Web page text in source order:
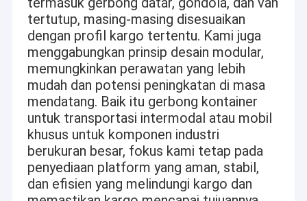
Rumah
Produk
Tentang Kami
tertutup, masing-masing disesuaikan
dengan profil kargo tertentu. Kami juga
menggabungkan prinsip desain modular,
memungkinkan perawatan yang lebih
mudah dan potensi peningkatan di masa
mendatang. Baik itu gerbong kontainer
untuk transportasi intermodal atau mobil
khusus untuk komponen industri
berukuran besar, fokus kami tetap pada
penyediaan platform yang aman, stabil,
dan efisien yang melindungi kargo dan
Tongling Tieke Railway Equipment Co., Ltd (Tieke Railway) adalah
perusahaan swasta berteknologi tinggi yang berubah dari sebuah pabrik
di bawah Kementerian Perkeretaapian Tiongkok pada tahun 2016. Ini
mengkhususkan diri dalam pembuatan, perbaikan, penyewaan berbagai
gerbong kereta api dan menyediakan berbagai suku cadang gerbong